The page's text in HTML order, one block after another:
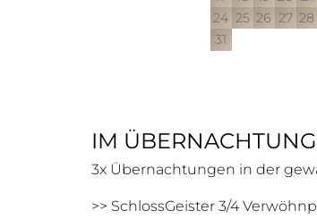
24 25 26 27 28
31
IM
3x Übernachtungen in der
>> SchlossGeister 3/4